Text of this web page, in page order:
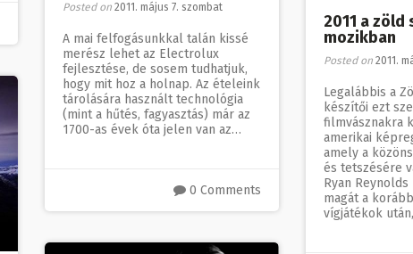
Posted on 2011. május 7. szombat
A mai felfogásunkkal talán kissé
merész lehet az Electrolux
fejlesztése, de sosem tudhatjuk,
hogy mit hoz a holnap. Az ételeink
tárolására használt technológia
(mint a hűtés, fagyasztás) már az
1700-as évek óta jelen van az…
0 Comments
2011 a zöld
mozikban
Posted on 2011.
Legalábbis a
készítői ezt
filmvásznakra
amerikai
amely a
és tetszésére
Ryan
magát a
vígjátékok